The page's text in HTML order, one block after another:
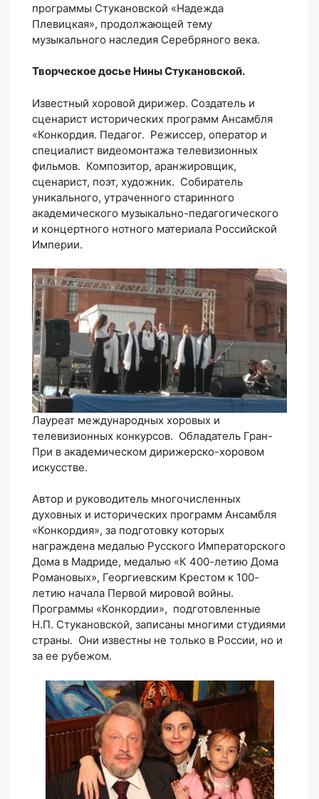
программы Стукановской «Надежда
Плевицкая», продолжающей тему
музыкального наследия Серебряного века.
Творческое досье Нины Стукановской.
Известный хоровой дирижер. Создатель и
сценарист исторических программ Ансамбля
«Конкордия. Педагог. Режиссер, оператор и
специалист видеомонтажа телевизионных
фильмов. Композитор, аранжировщик,
сценарист, поэт, художник. Собиратель
уникального, утраченного старинного
академического музыкально-педагогического
и концертного нотного материала Российской
Империи.
Лауреат международных хоровых и
телевизионных конкурсов. Обладатель Гран-
При в академическом дирижерско-хоровом
искусстве.
Автор и руководитель многочисленных
духовных и исторических программ Ансамбля
«Конкордия», за подготовку которых
награждена медалью Русского Императорского
Дома в Мадриде, медалью «К 400-летию Дома
Романовых», Георгиевским Крестом к 100-
летию начала Первой мировой войны.
Программы «Конкордии», подготовленные
Н.П. Стукановской, записаны многими студиями
страны. Они известны не только в России, но и
за ее рубежом.